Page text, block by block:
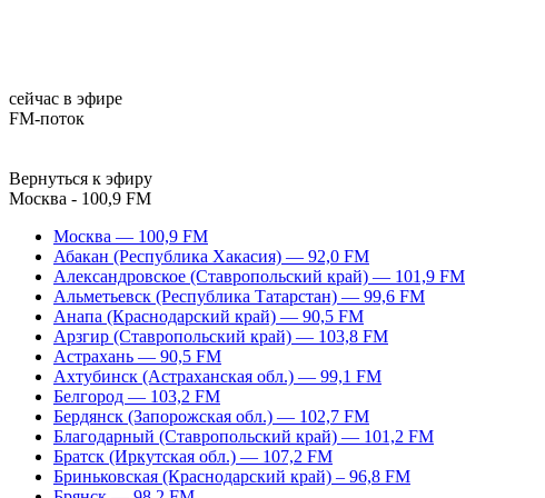
сейчас в эфире
FM-поток
Вернуться к эфиру
Москва - 100,9 FM
Москва — 100,9 FM
Абакан (Республика Хакасия) — 92,0 FM
Александровское (Ставропольский край) — 101,9 FM
Альметьевск (Республика Татарстан) — 99,6 FM
Анапа (Краснодарский край) — 90,5 FM
Арзгир (Ставропольский край) — 103,8 FM
Астрахань — 90,5 FM
Ахтубинск (Астраханская обл.) — 99,1 FM
Белгород — 103,2 FM
Бердянск (Запорожская обл.) — 102,7 FM
Благодарный (Ставропольский край) — 101,2 FM
Братск (Иркутская обл.) — 107,2 FM
Бриньковская (Краснодарский край) – 96,8 FM